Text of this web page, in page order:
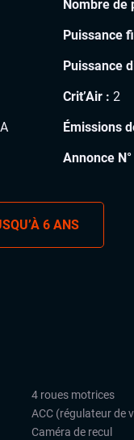
Nombre de
Puissance
Puissance
Crit’Air : 2
Émissions
Annonce N°
6 ANS
4 roues motrices
ACC (régulateur de
Caméra de recul